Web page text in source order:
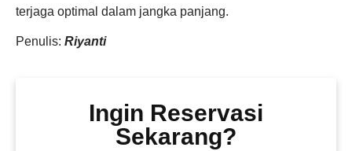
terjaga optimal dalam jangka panjang.
Penulis: Riyanti
Ingin Reservasi
Sekarang?